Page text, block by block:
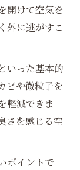
開けて空気を
外に逃がすこ
いった基本的
ビや微粒子を
軽減できま
さを感じる空
ポイントで